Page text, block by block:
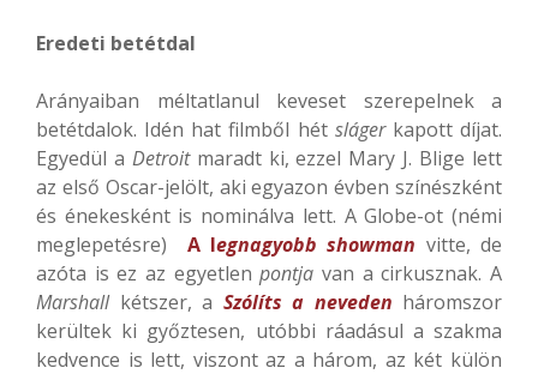
Eredeti betétdal
Arányaiban méltatlanul keveset szerepelnek a
betétdalok. Idén hat filmből hét slágerkapott díjat.
Egyedül a Detroitmaradt ki, ezzel Mary J. Blige lett
az első Oscar-jelölt, aki egyazon évben színészként
és énekesként is nominálva lett. A Globe-ot (némi
meglepetésre) A legnagyobb showman vitte, de
azóta is ez az egyetlenpontja van a cirkusznak. A
Marshallkétszer, a Szólíts a neveden háromszor
kerültek ki győztesen, utóbbi ráadásul a szakma
kedvence is lett, viszont az a három, az két külön